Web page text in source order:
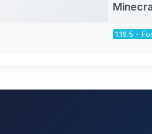
1.16.5 -